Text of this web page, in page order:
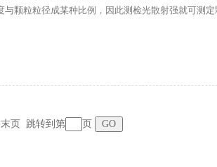
颗粒粒径成某种比例，因此测检光散射强就可测定
末页 跳转到第 页